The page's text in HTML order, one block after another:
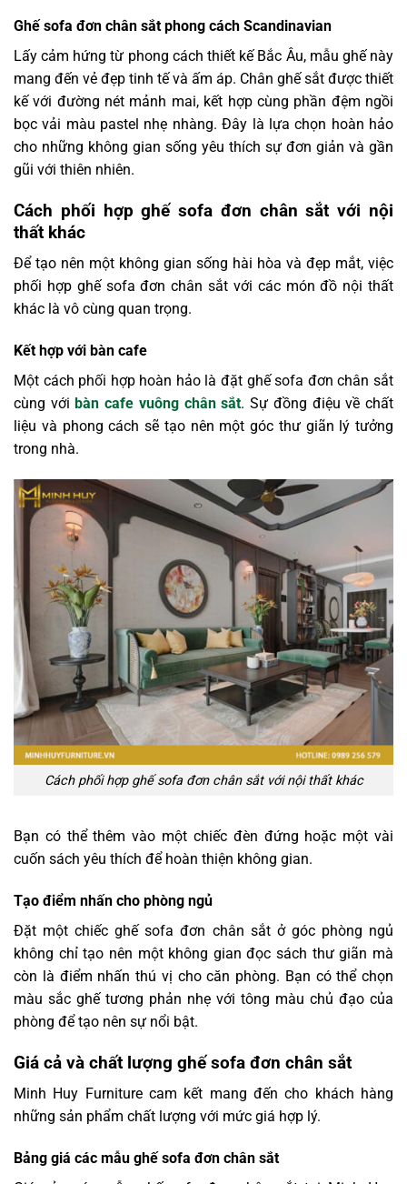
Ghế sofa đơn chân sắt phong cách Scandinavian
Lấy cảm hứng từ phong cách thiết kế Bắc Âu, mẫu ghế này
mang đến vẻ đẹp tinh tế và ấm áp. Chân ghế sắt được thiết
kế với đường nét mảnh mai, kết hợp cùng phần đệm ngồi
bọc vải màu pastel nhẹ nhàng. Đây là lựa chọn hoàn hảo
cho những không gian sống yêu thích sự đơn giản và gần
gũi với thiên nhiên.
Cách phối hợp ghế sofa đơn chân sắt với nội
thất khác
Để tạo nên một không gian sống hài hòa và đẹp mắt, việc
phối hợp ghế sofa đơn chân sắt với các món đồ nội thất
khác là vô cùng quan trọng.
Kết hợp với bàn cafe
Một cách phối hợp hoàn hảo là đặt ghế sofa đơn chân sắt
cùng với bàn cafe vuông chân sắt. Sự đồng điệu về chất
liệu và phong cách sẽ tạo nên một góc thư giãn lý tưởng
trong nhà.
Cách phối hợp ghế sofa đơn chân sắt với nội thất khác
Bạn có thể thêm vào một chiếc đèn đứng hoặc một vài
cuốn sách yêu thích để hoàn thiện không gian.
Tạo điểm nhấn cho phòng ngủ
Đặt một chiếc ghế sofa đơn chân sắt ở góc phòng ngủ
không chỉ tạo nên một không gian đọc sách thư giãn mà
còn là điểm nhấn thú vị cho căn phòng. Bạn có thể chọn
màu sắc ghế tương phản nhẹ với tông màu chủ đạo của
phòng để tạo nên sự nổi bật.
Giá cả và chất lượng ghế sofa đơn chân sắt
Minh Huy Furniture cam kết mang đến cho khách hàng
những sản phẩm chất lượng với mức giá hợp lý.
Bảng giá các mẫu ghế sofa đơn chân sắt